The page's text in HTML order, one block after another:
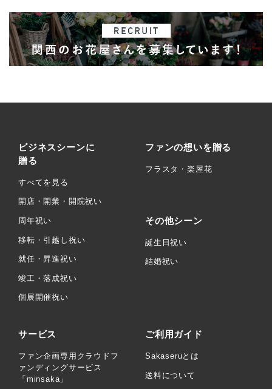
ビジネスシーンに
贈る
すべてを見る
開店・開業・開院祝い
周年祝い
移転・引越し祝い
就任・昇進祝い
竣工・落成祝い
個展開催祝い
ファンの想いを贈る
フラスタ・楽屋花
その他シーン
誕生日祝い
結婚祝い
サービス
ファン企画専用クラウドフ
ァンディングサービス
「minsaka」
ご利用ガイド
Sakaseruとは
送料について